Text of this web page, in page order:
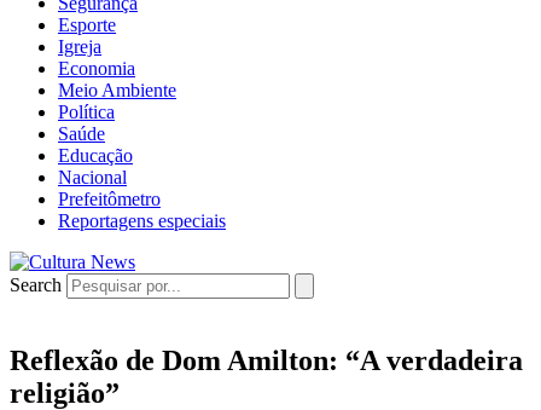
Esporte
Igreja
Economia
Meio Ambiente
Política
Saúde
Educação
Nacional
Prefeitômetro
Reportagens especiais
Search
Reflexão de Dom Amilton: “A verdadeira
religião”